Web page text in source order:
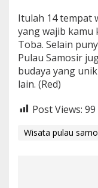
Itulah 14 tempat
yang wajib kamu
Toba. Selain
Pulau Samosir
budaya yang
lain. (Red)
Post Views: 99
Wisata pulau